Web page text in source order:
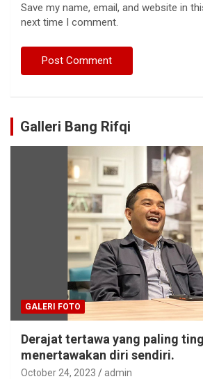
Save my name, email, and website in
next time I comment.
Galleri Bang Rifqi
GALERI FOTO
Derajat tertawa yang paling
menertawakan diri sendiri.
October 24, 2023 admin